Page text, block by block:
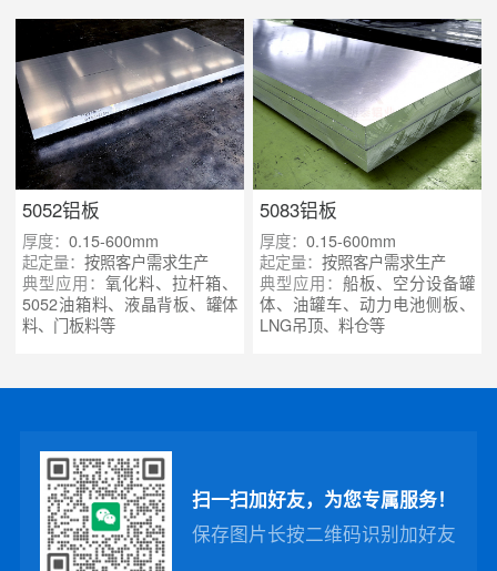
5052铝板
厚度：0.15-600mm
起定量：按照客户需求生产
典型应用：氧化料、拉杆箱、
5052油箱料、液晶背板、罐体
料、门板料等
5083铝板
厚度： 0.15-600mm
起定量： 按照客户需求生产
典型应用： 船板、空分设备罐
体、油罐车、动力电池侧板、
LNG吊顶、料仓等
扫一扫加好友，为您专属服务！
保存图片长按二维码识别加好友